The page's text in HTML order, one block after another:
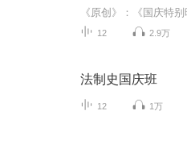
12 2.9万
法制史国庆班
12 1万